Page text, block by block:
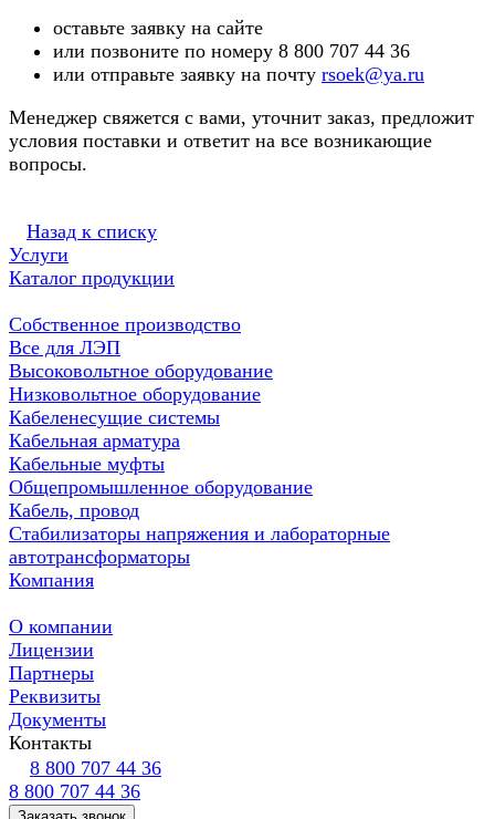
оставьте заявку на сайте
или позвоните по номеру 8 800 707 44 36
или отправьте заявку на почту rsoek@ya.ru
Менеджер свяжется с вами, уточнит заказ, предложит
условия поставки и ответит на все возникающие
вопросы.
Назад к списку
Услуги
Каталог продукции
Собственное производство
Все для ЛЭП
Высоковольтное оборудование
Низковольтное оборудование
Кабеленесущие системы
Кабельная арматура
Кабельные муфты
Общепромышленное оборудование
Кабель, провод
Стабилизаторы напряжения и лабораторные
автотрансформаторы
Компания
О компании
Лицензии
Партнеры
Реквизиты
Документы
Контакты
8 800 707 44 36
8 800 707 44 36